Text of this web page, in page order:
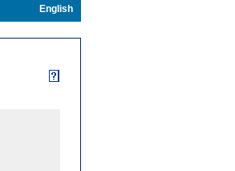
English